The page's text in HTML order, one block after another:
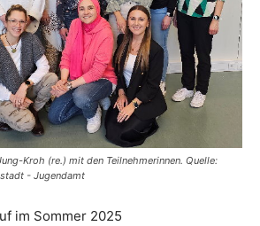
Kroh (re.) mit den Teilnehmerinnen. Quelle:
- Jugendamt
im Sommer 2025